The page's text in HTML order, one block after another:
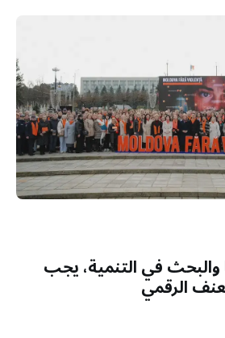
والبحث في التنمية، يجب
الرقمي